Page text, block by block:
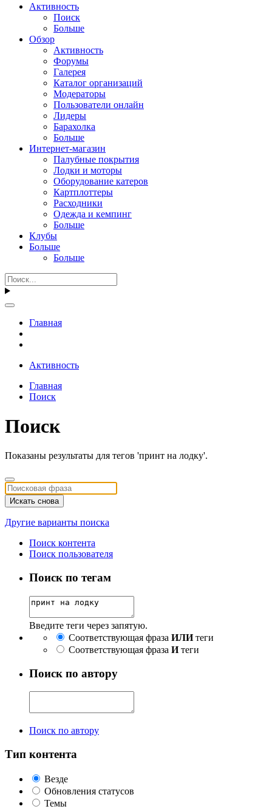
Активность
Поиск
Больше
Обзор
Активность
Форумы
Галерея
Каталог организаций
Модераторы
Пользователи онлайн
Лидеры
Барахолка
Больше
Интернет-магазин
Палубные покрытия
Лодки и моторы
Оборудование катеров
Картплоттеры
Расходники
Одежда и кемпинг
Больше
Клубы
Больше
Больше
Главная
Активность
Главная
Поиск
Поиск
Показаны результаты для тегов 'принт на лодку'.
Искать снова
Другие варианты поиска
Поиск контента
Поиск пользователя
Поиск по тегам
Введите теги через запятую.
Соответствующая фраза ИЛИтеги
Соответствующая фраза Итеги
Поиск по автору
Поиск по автору
Тип контента
Везде
Обновления статусов
Темы